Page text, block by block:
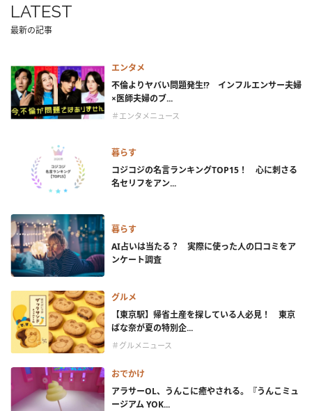
LATEST
最新の記事
エンタメ
不倫よりヤバい問題発生!? インフルエンサー夫婦
×医師夫婦のブ...
＃エンタメニュース
暮らす
コジコジの名言ランキングTOP15！ 心に刺さる
名セリフをアン...
暮らす
AI占いは当たる？ 実際に使った人の口コミをア
ンケート調査
グルメ
【東京駅】帰省土産を探している人必見！ 東京
ばな奈が夏の特別企...
＃グルメニュース
おでかけ
アラサーOL、うんこに癒やされる。『うんこミュ
ージアム YOK...